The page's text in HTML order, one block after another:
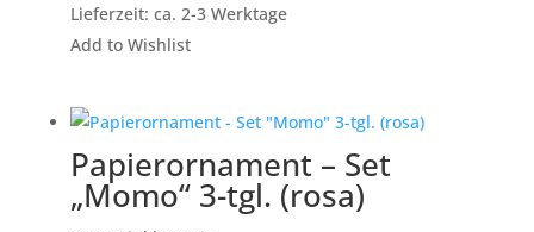
Lieferzeit: ca. 2-3 Werktage
Add to Wishlist
Papierornament – Set
„Momo“ 3-tgl. (rosa)